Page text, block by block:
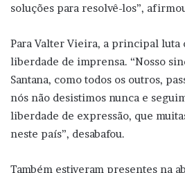
soluções para resolvê-los”,
Para Valter Vieira, a principal luta
liberdade de imprensa. “Nosso
Santana, como todos os outros,
nós não desistimos nunca e
liberdade de expressão, que
neste país”, desabafou.
Também estiveram presentes na